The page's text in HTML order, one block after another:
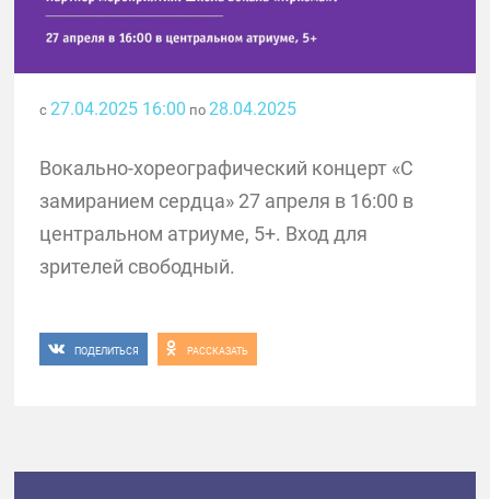
с 27.04.2025 16:00 по 28.04.2025
Вокально-хореографический концерт «С
замиранием сердца» 27 апреля в 16:00 в
центральном атриуме, 5+. Вход для
зрителей свободный.
ПОДЕЛИТЬСЯ РАССКАЗАТЬ